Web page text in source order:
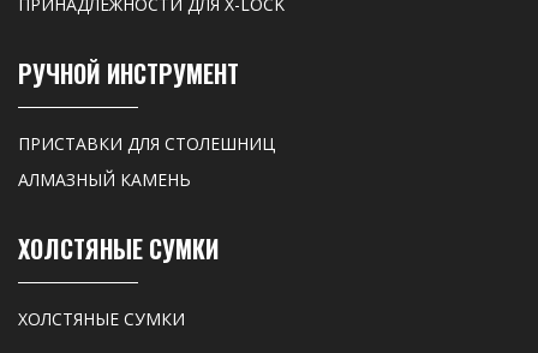
РУЧНОЙ ИНСТРУМЕНТ
ПРИСТАВКИ ДЛЯ СТОЛЕШНИЦ
АЛМАЗНЫЙ КАМЕНЬ
ХОЛСТЯНЫЕ СУМКИ
ХОЛСТЯНЫЕ СУМКИ